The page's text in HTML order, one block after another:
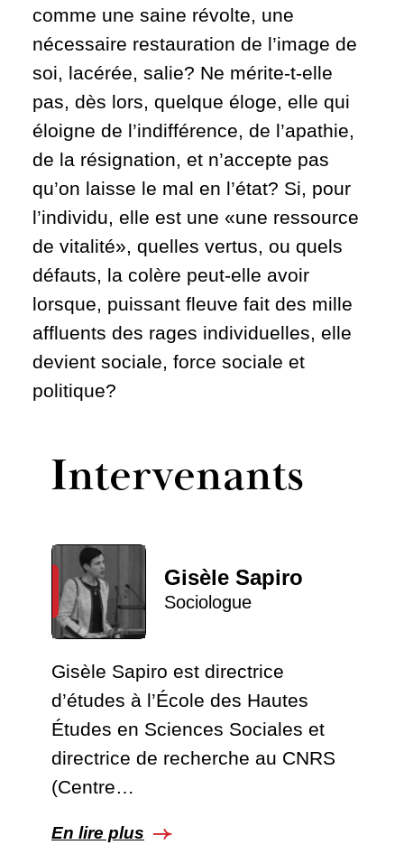
comme une saine révolte, une
nécessaire restauration de l’image de
soi, lacérée, salie? Ne mérite-t-elle
pas, dès lors, quelque éloge, elle qui
éloigne de l’indifférence, de l’apathie,
de la résignation, et n’accepte pas
qu’on laisse le mal en l’état? Si, pour
l’individu, elle est une «une ressource
de vitalité», quelles vertus, ou quels
défauts, la colère peut-elle avoir
lorsque, puissant fleuve fait des mille
affluents des rages individuelles, elle
devient sociale, force sociale et
politique?
Intervenants
Gisèle Sapiro
Sociologue
Gisèle Sapiro est directrice
d’études à l’École des Hautes
Études en Sciences Sociales et
directrice de recherche au CNRS
(Centre…
En lire plus